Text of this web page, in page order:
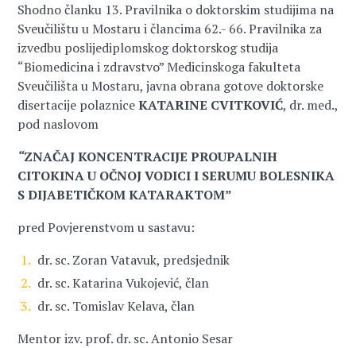
Shodno članku 13. Pravilnika o doktorskim studijima na
Sveučilištu u Mostaru i člancima 62.- 66. Pravilnika za
izvedbu poslijediplomskog doktorskog studija
“Biomedicina i zdravstvo” Medicinskoga fakulteta
Sveučilišta u Mostaru, javna obrana gotove doktorske
disertacije polazniceKATARINE CVITKOVIĆ, dr. med.,
pod naslovom
“ZNAČAJ KONCENTRACIJE PROUPALNIH
CITOKINA U OČNOJ VODICI I SERUMU BOLESNIKA
S DIJABETIČKOM KATARAKTOM”
pred Povjerenstvom u sastavu:
dr. sc. Zoran Vatavuk, predsjednik
dr. sc. Katarina Vukojević, član
dr. sc. Tomislav Kelava, član
Mentor izv. prof. dr. sc. Antonio Sesar